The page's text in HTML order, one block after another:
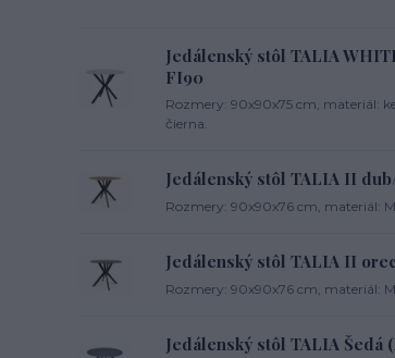
Jedálenský stôl TALIA
FI90
Rozmery: 90x90x75 cm, materiál:
čierna.
Jedálenský stôl TALIA II
Rozmery: 90x90x76 cm, materiál:
Jedálenský stôl TALIA II
Rozmery: 90x90x76 cm, materiál:
Jedálenský stôl TALIA Šedá